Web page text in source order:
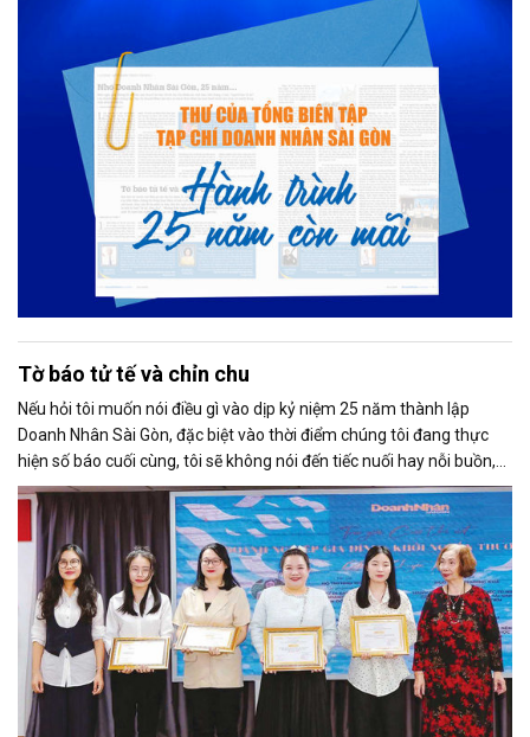
Tờ báo tử tế và chỉn chu
Nếu hỏi tôi muốn nói điều gì vào dịp kỷ niệm 25 năm thành lập
Doanh Nhân Sài Gòn, đặc biệt vào thời điểm chúng tôi đang thực
hiện số báo cuối cùng, tôi sẽ không nói đến tiếc nuối hay nỗi buồn,
thay vào đó là niềm tự hào. Bởi khi nghĩ về Doanh Nhân Sài Gòn, tôi
luôn nghĩ đó là một tờ báo “tử tế, chỉn chu”. Những điều tưởng như
rất bình thường ấy đã nuôi dưỡng tôi suốt 25 năm làm nghề. Và có
lẽ sẽ còn theo tôi đến hết cuộc đời cầm bút.